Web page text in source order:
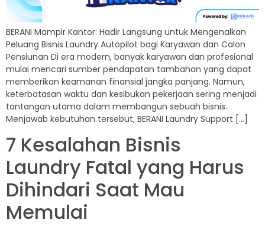
BERANI Mampir Kantor: Hadir Langsung untuk Mengenalkan
Peluang Bisnis Laundry Autopilot bagi Karyawan dan Calon
Pensiunan Di era modern, banyak karyawan dan profesional
mulai mencari sumber pendapatan tambahan yang dapat
memberikan keamanan finansial jangka panjang. Namun,
keterbatasan waktu dan kesibukan pekerjaan sering menjadi
tantangan utama dalam membangun sebuah bisnis.
Menjawab kebutuhan tersebut, BERANI Laundry Support […]
7 Kesalahan Bisnis
Laundry Fatal yang Harus
Dihindari Saat Mau
Memulai